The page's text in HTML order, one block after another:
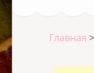
Главная >